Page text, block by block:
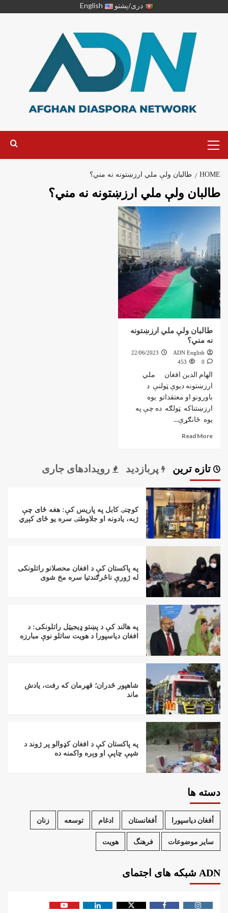
دری/پشتو English
HOME طالبان ولې ملي ارزښتونه نه مني؟
طالبان ولې ملي ارزښتونه نه مني؟
طالبان ولې ملي ارزښتونه
نه مني؟
ADN English
22/06/2023
0
453
الهام الدين افغان ملي
ارزښتونه ديوې ټولنې د
باورونو او معتقداتو يوه
ارزښتناکه ټولګه ده چې په
يوه ځانګړې...
Read More
تازه ترین پربازدید رویدادهای جاری
کوچنۍ کابل په پاریس کې: هغه ځای چې
ژبه، یادونه او جلاوطنۍ سره یو ځای کېږي
په پاکستان کې د افغان محصلانو راتلونکی
له ژورې ناڅرګندتیا سره مخ شوی
په هالند کې د پښتو ډیجیټل راتلونکی: د
افغان دیاسپورا د هویت ساتلو نوې مبارزه
شاهپور ځدران؛ قهرمان که رفت، یادش
ماند
په پاکستان کې د افغان کډوالو پر ژوند د
شپې چاپې او وېره واکمنه ده
دسته ها
أفغان دیاسپورا أفغانستان ادغام توسعه زنان
سایر موضوعات فرهنگ هویت
ADN شبکه های اجتمای